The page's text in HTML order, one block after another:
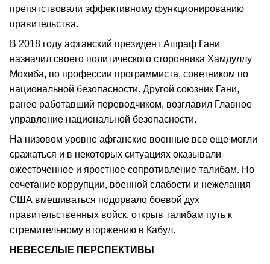
препятствовали эффективному функционированию
правительства.
В 2018 году афганский президент Ашраф Гани
назначил своего политического сторонника Хамдуллу
Мохиба, по профессии программиста, советником по
национальной безопасности. Другой союзник Гани,
ранее работавший переводчиком, возглавил Главное
управление национальной безопасности.
На низовом уровне афганские военные все еще могли
сражаться и в некоторых ситуациях оказывали
ожесточенное и яростное сопротивление талибам. Но
сочетание коррупции, военной слабости и нежелания
США вмешиваться подорвало боевой дух
правительственных войск, открыв талибам путь к
стремительному вторжению в Кабул.
НЕВЕСЕЛЫЕ ПЕРСПЕКТИВЫ